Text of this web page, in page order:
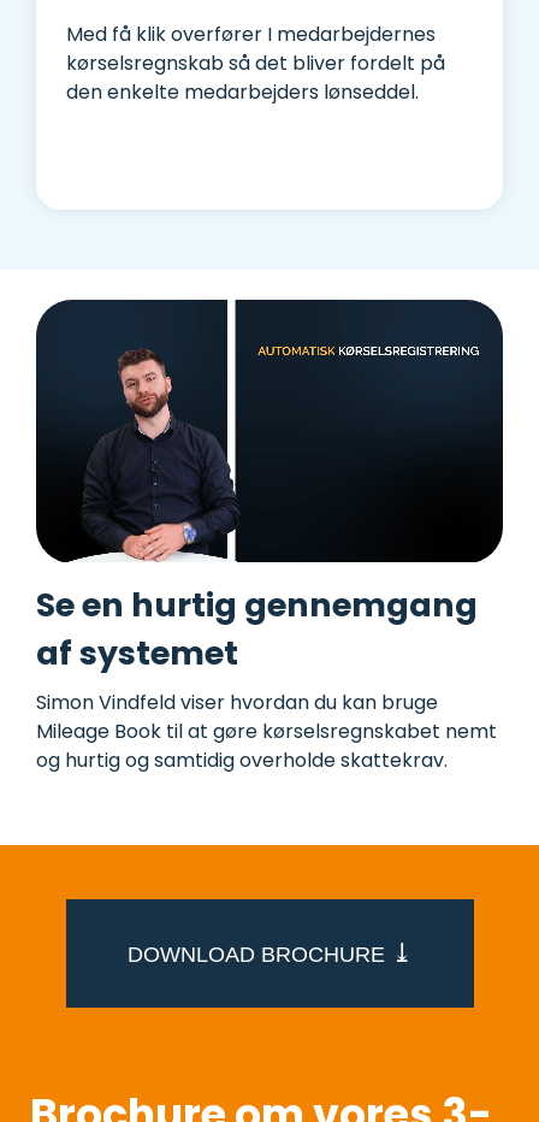
Med få klik overfører I medarbejdernes
kørselsregnskab så det bliver fordelt på
den enkelte medarbejders lønseddel.
Se en hurtig gennemgang
af systemet
Simon Vindfeld viser hvordan du kan bruge
Mileage Book til at gøre kørselsregnskabet nemt
og hurtig og samtidig overholde skattekrav.
DOWNLOAD BROCHURE ⤓